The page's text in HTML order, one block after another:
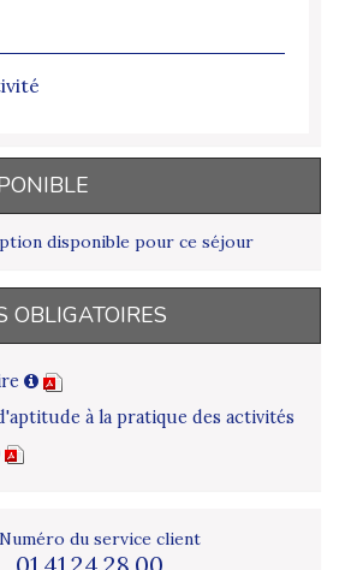
disponible pour ce séjour
OBLIGATOIRES
à la pratique des activités
Numéro du service client